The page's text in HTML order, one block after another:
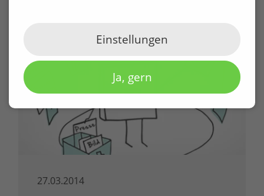
27.03.2014
Einstellungen
Ja, gern